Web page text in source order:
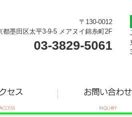
〒130-0012
都墨田区太平3-9-5 メアヌイ錦糸町2F
03-3829-5061